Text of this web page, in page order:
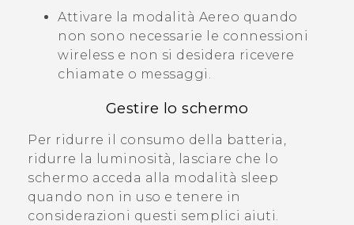
Attivare la modalità Aereo quando
non sono necessarie le connessioni
wireless e non si desidera ricevere
chiamate o messaggi.
Gestire lo schermo
Per ridurre il consumo della batteria,
ridurre la luminosità, lasciare che lo
schermo acceda alla modalità sleep
quando non in uso e tenere in
considerazioni questi semplici aiuti.